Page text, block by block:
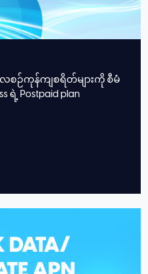
စဉ်ကုန်ကျစရိတ်များကို စီမံ
ရဲ့ Postpaid plan